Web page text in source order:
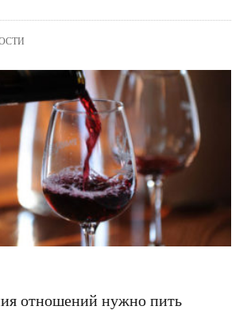
отношений нужно пить